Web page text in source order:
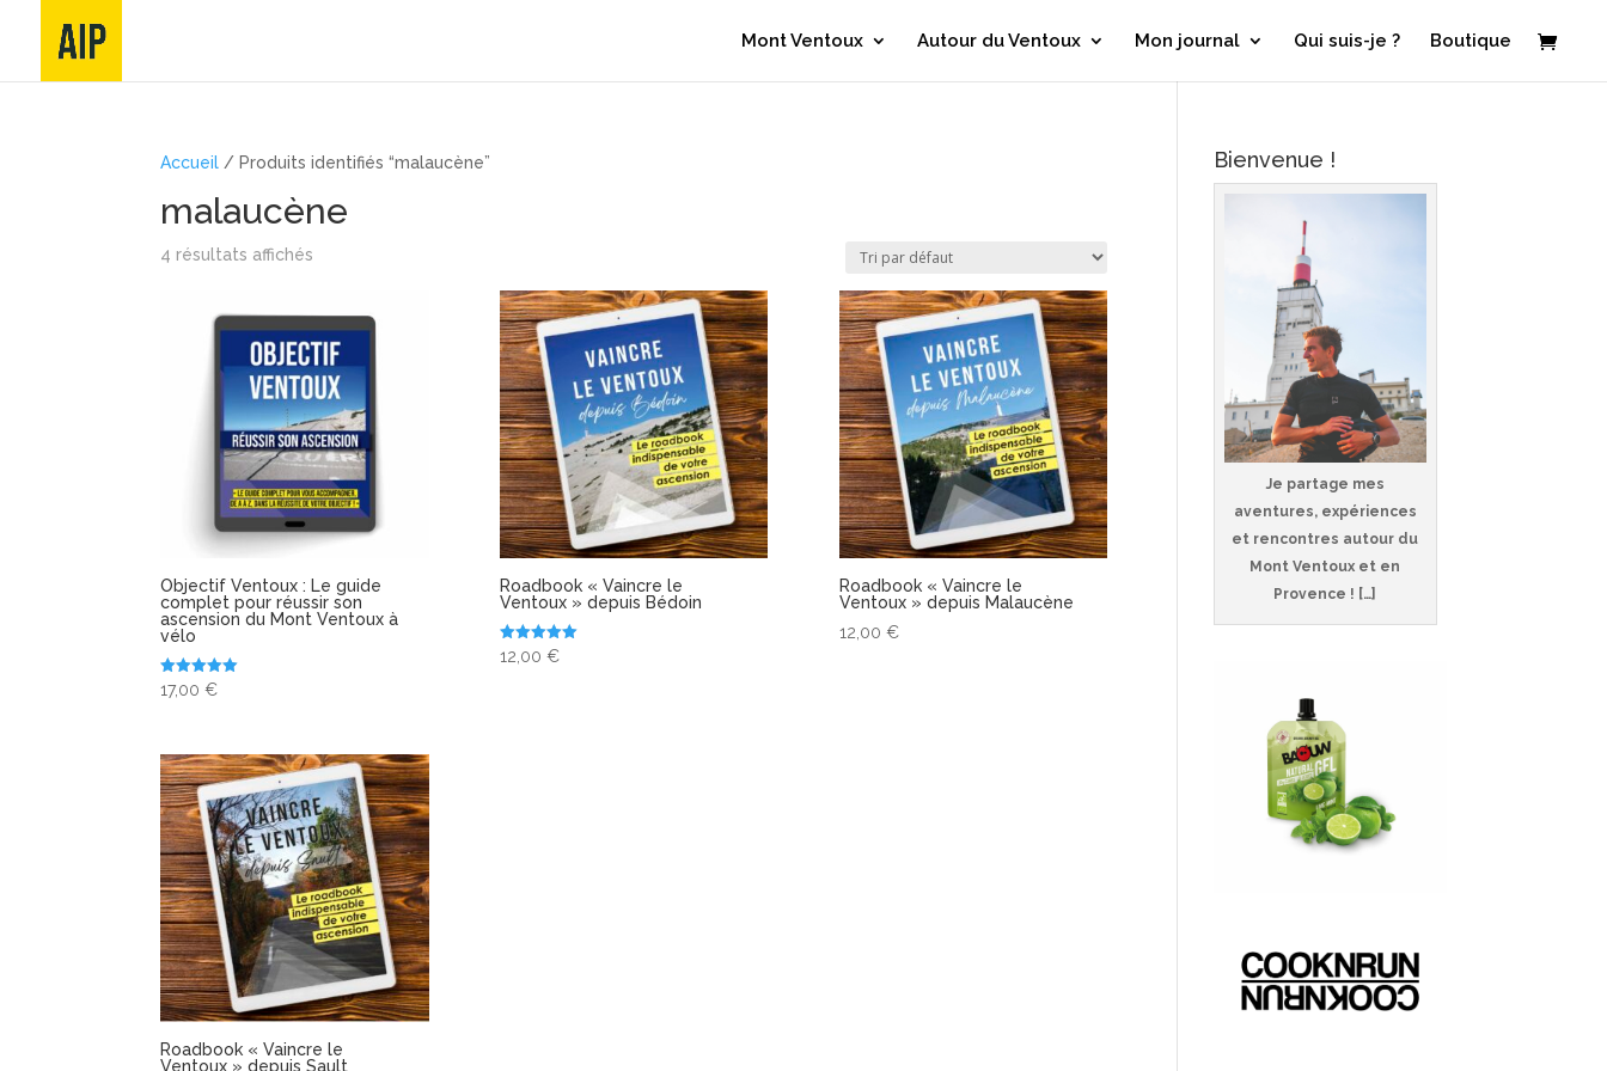
Mont Ventoux Autour du Ventoux Mon journal Qui suis-je ? Boutique
Accueil / Produits identifiés “malaucène”
malaucène
4 résultats affichés
Objectif Ventoux : Le guide
complet pour réussir son
ascension du Mont Ventoux à
vélo
Note
5.00
17,00€
Roadbook « Vaincre le
Ventoux » depuis Bédoin
Note
5.00
12,00 €
Roadbook « Vaincre le
Ventoux » depuis Malaucène
12,00 €
Roadbook « Vaincre le
Ventoux » depuis Sault
Bienvenue !
Je partage mes
aventures, expériences
et rencontres autour du
Mont Ventoux et en
Provence ! […]